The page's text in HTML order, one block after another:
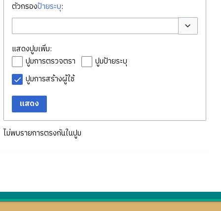
ตัวกรองป้ายระบุ:
สลับตัวเลือก
แสดงปูมเพิ่ม:
ปูมการตรวจตรา
ปูมป้ายระบุ
ปูมการสร้างผู้ใช้
แสดง
ไม่พบรายการตรงกันในปูม